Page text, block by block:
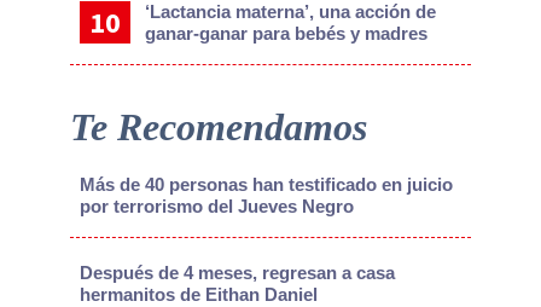
‘Lactancia materna’, una acción de
ganar-ganar para bebés y madres
Te Recomendamos
Más de 40 personas han testificado en juicio
por terrorismo del Jueves Negro
Después de 4 meses, regresan a casa
hermanitos de Eithan Daniel